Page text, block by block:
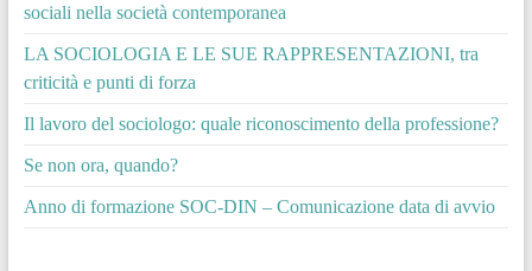
sociali nella società contemporanea
LA SOCIOLOGIA E LE SUE RAPPRESENTAZIONI, tra
criticità e punti di forza
Il lavoro del sociologo: quale riconoscimento della professione?
Se non ora, quando?
Anno di formazione SOC-DIN – Comunicazione data di avvio